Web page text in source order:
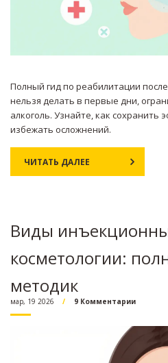
Полный гид по реабилитации
нельзя делать в первые дни,
алкоголь. Узнайте, как сохранить
избежать осложнений.
ЧИТАТЬ ДАЛЕЕ
Виды
косметологии:
методик
мар, 19 2026 9 Комментарии